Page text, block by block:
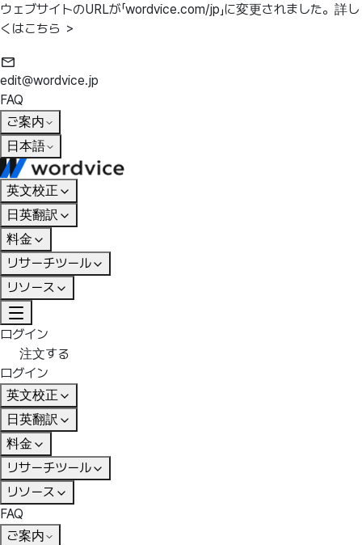
ウェブサイトのURLが「wordvice.com/jp」に変更されました。 詳し
くはこちら ＞
edit@wordvice.jp
FAQ
ご案内
日本語
英文校正
日英翻訳
料金
リサーチツール
リソース
ログイン
注文する
ログイン
英文校正
日英翻訳
料金
リサーチツール
リソース
FAQ
ご案内